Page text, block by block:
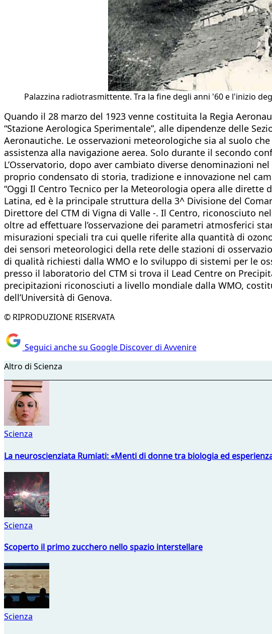
Palazzina radiotrasmittente. Tra la fine degli anni '60 e l'inizio
Quando il 28 marzo del 1923 venne costituita la Regia
“Stazione Aerologica Sperimentale”, alle dipendenze delle
Aeronautiche. Le osservazioni meteorologiche sia al suolo
assistenza alla navigazione aerea. Solo durante il secondo
L’Osservatorio, dopo aver cambiato diverse denominazioni
proprio condensato di storia, tradizione e innovazione nel
“Oggi Il Centro Tecnico per la Meteorologia opera alle dirette
Latina, ed è la principale struttura della 3^ Divisione del
Direttore del CTM di Vigna di Valle -. Il Centro, riconosciuto
oltre ad effettuare l’osservazione dei parametri atmosferici
misurazioni speciali tra cui quelle riferite alla quantità di
dei sensori meteorologici della rete delle stazioni di
di qualità richiesti dalla WMO e lo sviluppo di sistemi per le
presso il laboratorio del CTM si trova il Lead Centre on
precipitazioni riconosciuti a livello mondiale dalla WMO,
dell’Università di Genova.
© RIPRODUZIONE RISERVATA
Seguici anche su Google Discover di Avvenire
Altro di Scienza
Scienza
La neuroscienziata Rumiati: «Menti di donne tra biologia ed
Scienza
Scoperto il primo zucchero nello spazio interstellare
Scienza